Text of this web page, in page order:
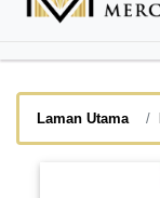
Laman Utama